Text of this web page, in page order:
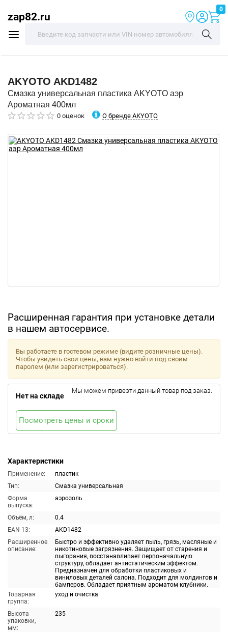
zap82.ru
0
AKYOTO AKD1482
Смазка универсальная пластика AKYOTO аэр
Ароматная 400мл
0 оценок О бренде AKYOTO
Расширенная гарантия при установке детали
в нашем автосервисе.
Характеристики
Применение:
пластик
Тип:
Смазка универсальная
Форма
выпуска:
аэрозоль
Объём, л:
0.4
EAN-13:
AKD1482
Расширенное
описание:
Быстро и эффективно удаляет пыль, грязь, масляные и
никотиновые загрязнения. Защищает от старения и
выгорания, восстанавливает первоначальную
структуру, обладает антистатическим эффектом.
Предназначен для обработки пластиковых и
виниловых деталей салона. Подходит для молдингов и
бамперов. Обладает приятным ароматом клубники.
Товарная
группа:
уход и очистка
Высота
упаковки,
мм:
235
Вы работаете в гостевом режиме (видите розничные цены).
Чтобы увидеть свои цены, вам нужно войти под своим
паролем (или зарегистрироваться).
Нет на складе
Мы можем привезти данный товар под заказ.
Посмотреть цены и сроки